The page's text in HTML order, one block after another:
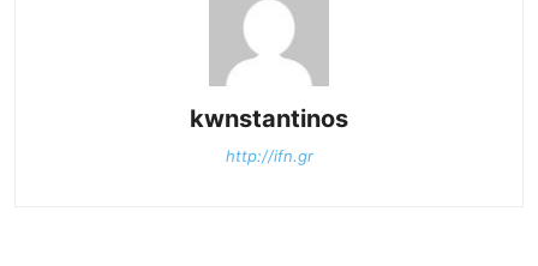
kwnstantinos
http://ifn.gr